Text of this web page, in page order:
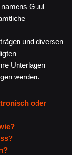
Guul
und diversen
Unterlagen
werden.
oder